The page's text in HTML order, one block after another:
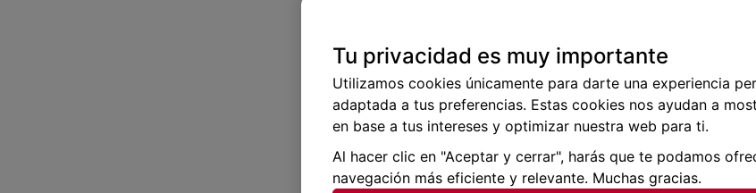
Tu privacidad es muy importante
Utilizamos cookies únicamente para darte una experiencia
adaptada a tus preferencias. Estas cookies nos ayudan a
en base a tus intereses y optimizar nuestra web para ti.
Al hacer clic en "Aceptar y cerrar", harás que te podamos
navegación más eficiente y relevante. Muchas gracias.